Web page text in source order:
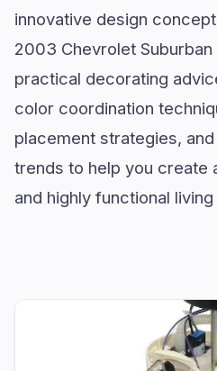
innovative design
2003 Chevrolet Suburban
practical decorating
color coordination
placement strategies,
trends to help you create
and highly functional